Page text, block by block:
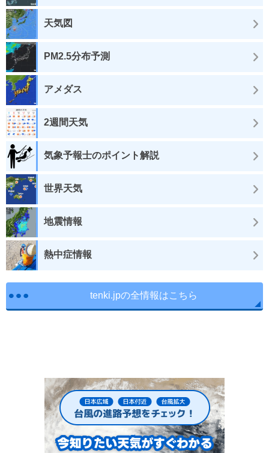
天気図
PM2.5分布予測
アメダス
2週間天気
気象予報士のポイント解説
世界天気
地震情報
熱中症情報
tenki.jpの全情報はこちら